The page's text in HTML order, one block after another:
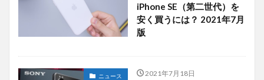
iPhone SE（第二世代）を
安く買うには？ 2021年7月
版
ニュース 2021年7月18日